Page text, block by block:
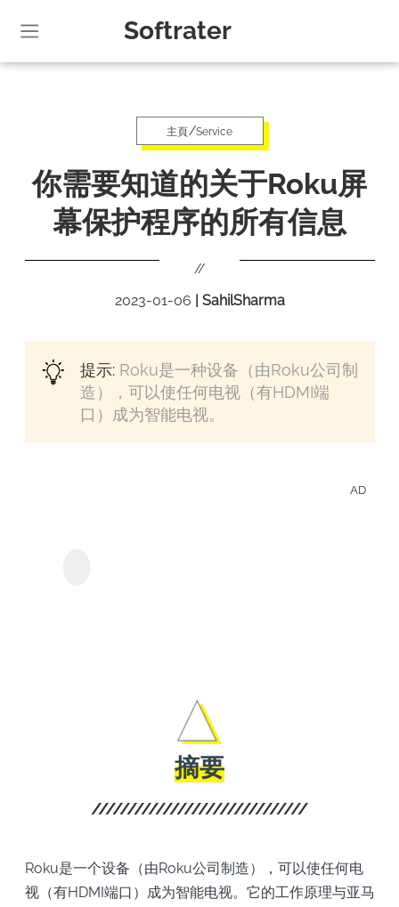
Softrater
主頁/Service
你需要知道的关于Roku屏
幕保护程序的所有信息
//
2023-01-06 | SahilSharma
提示:Roku是一种设备（由Roku公司制
造），可以使任何电视（有HDMI端
口）成为智能电视。
AD
摘要
Roku是一个设备（由Roku公司制造），可以使任何电
视（有HDMI端口）成为智能电视。它的工作原理与亚马